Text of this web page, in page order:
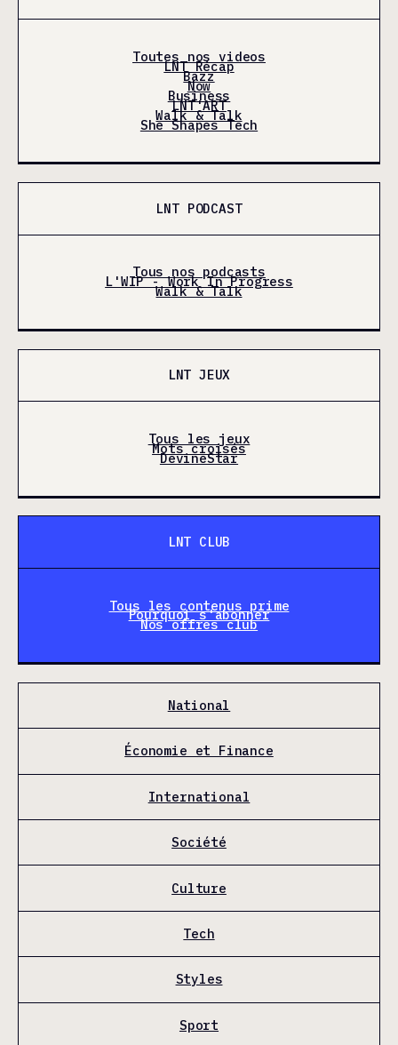
Toutes nos videos
LNT Récap
Bazz
Now
Business
LNT'ART
Walk & Talk
She Shapes Tech
LNT PODCAST
Tous nos podcasts
L'WIP - Work In Progress
Walk & Talk
LNT JEUX
Tous les jeux
Mots croisés
DevineStar
LNT CLUB
Tous les contenus prime
Pourquoi s'abonner
Nos offres club
National
Économie et Finance
International
Société
Culture
Tech
Styles
Sport